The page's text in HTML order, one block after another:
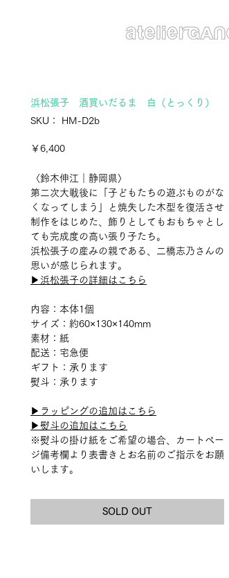
浜松張子 酒買いだるま 白（とっくり）
SKU： HM-D2b
￥6,400価
〈鈴木伸江｜静岡県〉
第二次大戦後に「子どもたちの遊ぶものがな
くなってしまう」と焼失した木型を復活させ
制作をはじめた、飾りとしてもおもちゃとし
ても完成度の高い張り子たち。
浜松張子の産みの親である、二橋志乃さんの
思いが感じられます。
▶︎浜松張子の詳細はこちら
内容：本体1個
サイズ：約60×130×140mm
素材：紙
配送：宅急便
ギフト：承ります
熨斗：承ります
▶︎ラッピングの追加はこちら
▶︎熨斗の追加はこちら
※熨斗の掛け紙をご希望の場合、カートペー
ジ備考欄より表書きとお名前のご指示をお願
いします。
SOLD OUT